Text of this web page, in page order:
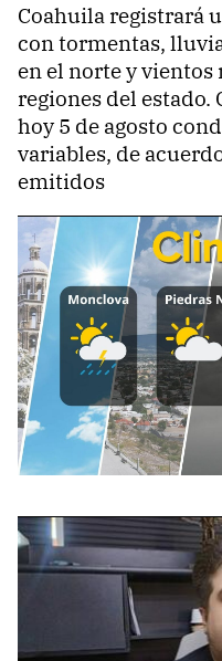
Coahuila registrará
con tormentas,
en el norte y
regiones del
hoy 5 de agosto
variables, de
emitidos